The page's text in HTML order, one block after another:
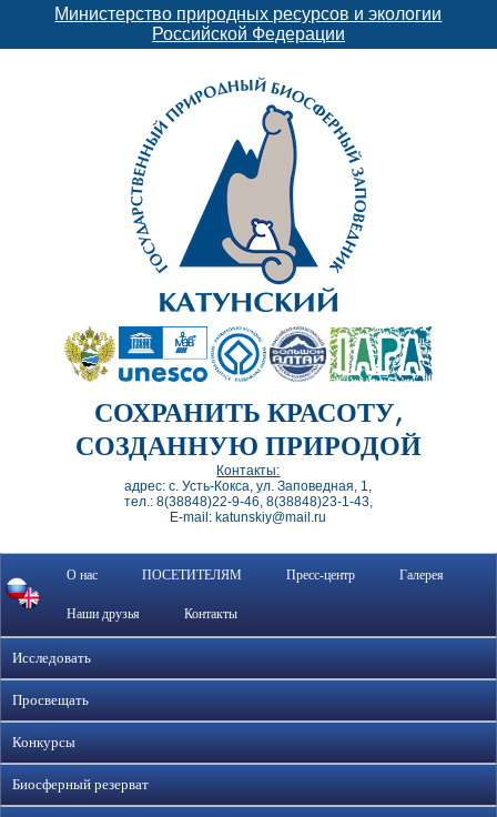
Министерство природных ресурсов и экологии
Российской Федерации
СОХРАНИТЬ КРАСОТУ,
СОЗДАННУЮ ПРИРОДОЙ
Контакты:
адрес: с. Усть-Кокса, ул. Заповедная, 1,
тел.: 8(38848)22-9-46, 8(38848)23-1-43,
E-mail: katunskiy@mail.ru
О нас ПОСЕТИТЕЛЯМ Пресс-центр Галерея
Наши друзья Контакты
Исследовать
Просвещать
Конкурсы
Биосферный резерват